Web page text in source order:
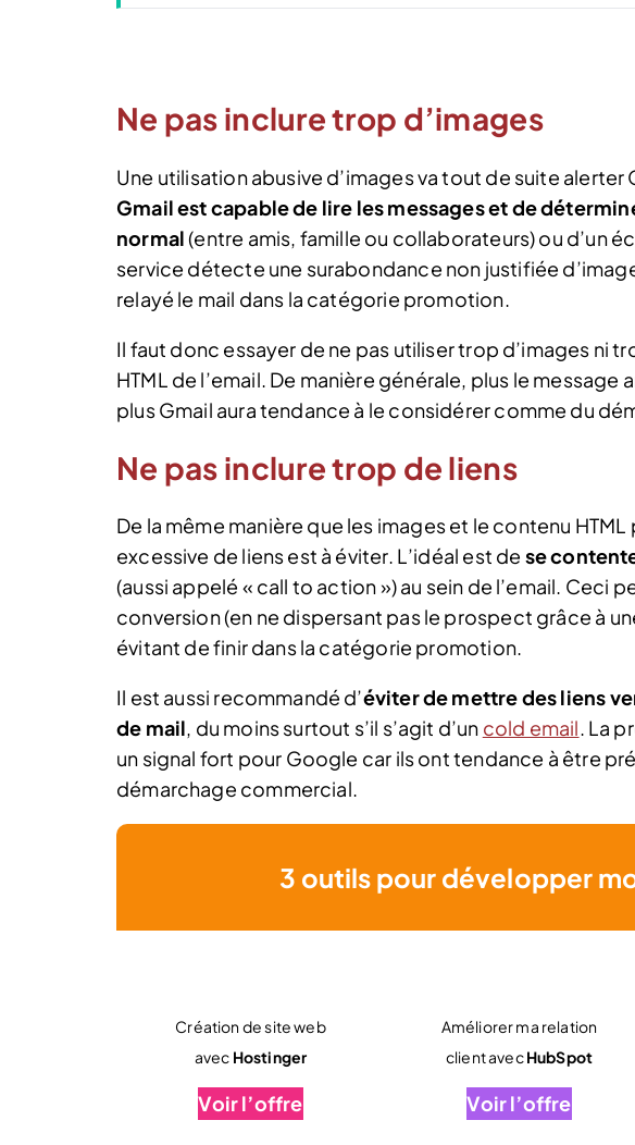
Ne pas inclure trop d’images
Une utilisation abusive d’images va tout de suite
Gmail est capable de lire les messages et de
normal(entre amis, famille ou collaborateurs) ou d’un
service détecte une surabondance non justifiée
relayé le mail dans la catégorie promotion.
Il faut donc essayer de ne pas utiliser trop d’images ni
HTML de l’email. De manière générale, plus le
plus Gmail aura tendance à le considérer comme du
Ne pas inclure trop de liens
De la même manière que les images et le contenu
excessive de liens est à éviter. L’idéal est de se
(aussi appelé « call to action ») au sein de l’email. Ceci
conversion (en ne dispersant pas le prospect grâce à
évitant de finir dans la catégorie promotion.
Il est aussi recommandé d’éviter de mettre des liens
de mail, du moins surtout s’il s’agit d’un cold email. La
un signal fort pour Google car ils ont tendance à être
démarchage commercial.
3 outils pour développer
Création de site web
avec Hostinger
Voir l’offre
Améliorer ma relation
client avecHubSpot
Voir l’offre